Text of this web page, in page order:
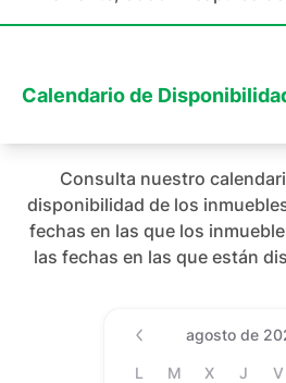
Calendario de
Consulta nuestro
disponibilidad de los
fechas en las que los
las fechas en las que están
Date (Min
agosto de
L M X J V